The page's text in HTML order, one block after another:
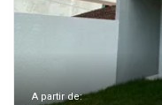
A partir de: